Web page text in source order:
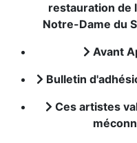
restauration de
Notre-Dame du
Avant
Bulletin
Ces artistes